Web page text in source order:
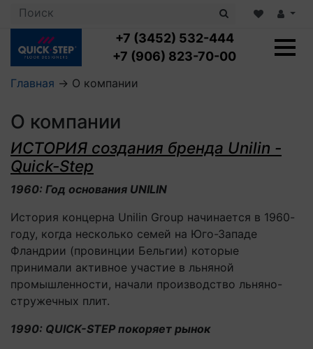
+7 (3452) 532-444
+7 (906) 823-70-00
Ламинат 32 класс
Ламинат 33 класс
Влагостойкий ламинат
LOC FLOOR FANCY
LOC FLOOR ARCTIC
Посмотреть все категории
Кварцвиниловая плитка с укладкой
Виниловый ламинат
Кварцвинил SPC OASIS
Посмотреть все категории
Плинтус
Подложка
Пороги
Аксессуары для напольных покрытий
Посмотреть все категории
Аксессуары для стеновых панелей
Посмотреть все категории
Главная → О компании
О компании
ИСТОРИЯ создания бренда Unilin -
Quick-Step
1960: Год основания UNILIN
История концерна Unilin Group начинается в 1960-
году, когда несколько семей на Юго-Западе
Фландрии (провинции Бельгии) которые
принимали активное участие в льняной
промышленности, начали производство льняно-
стружечных плит.
1990: QUICK-STEP покоряет рынок